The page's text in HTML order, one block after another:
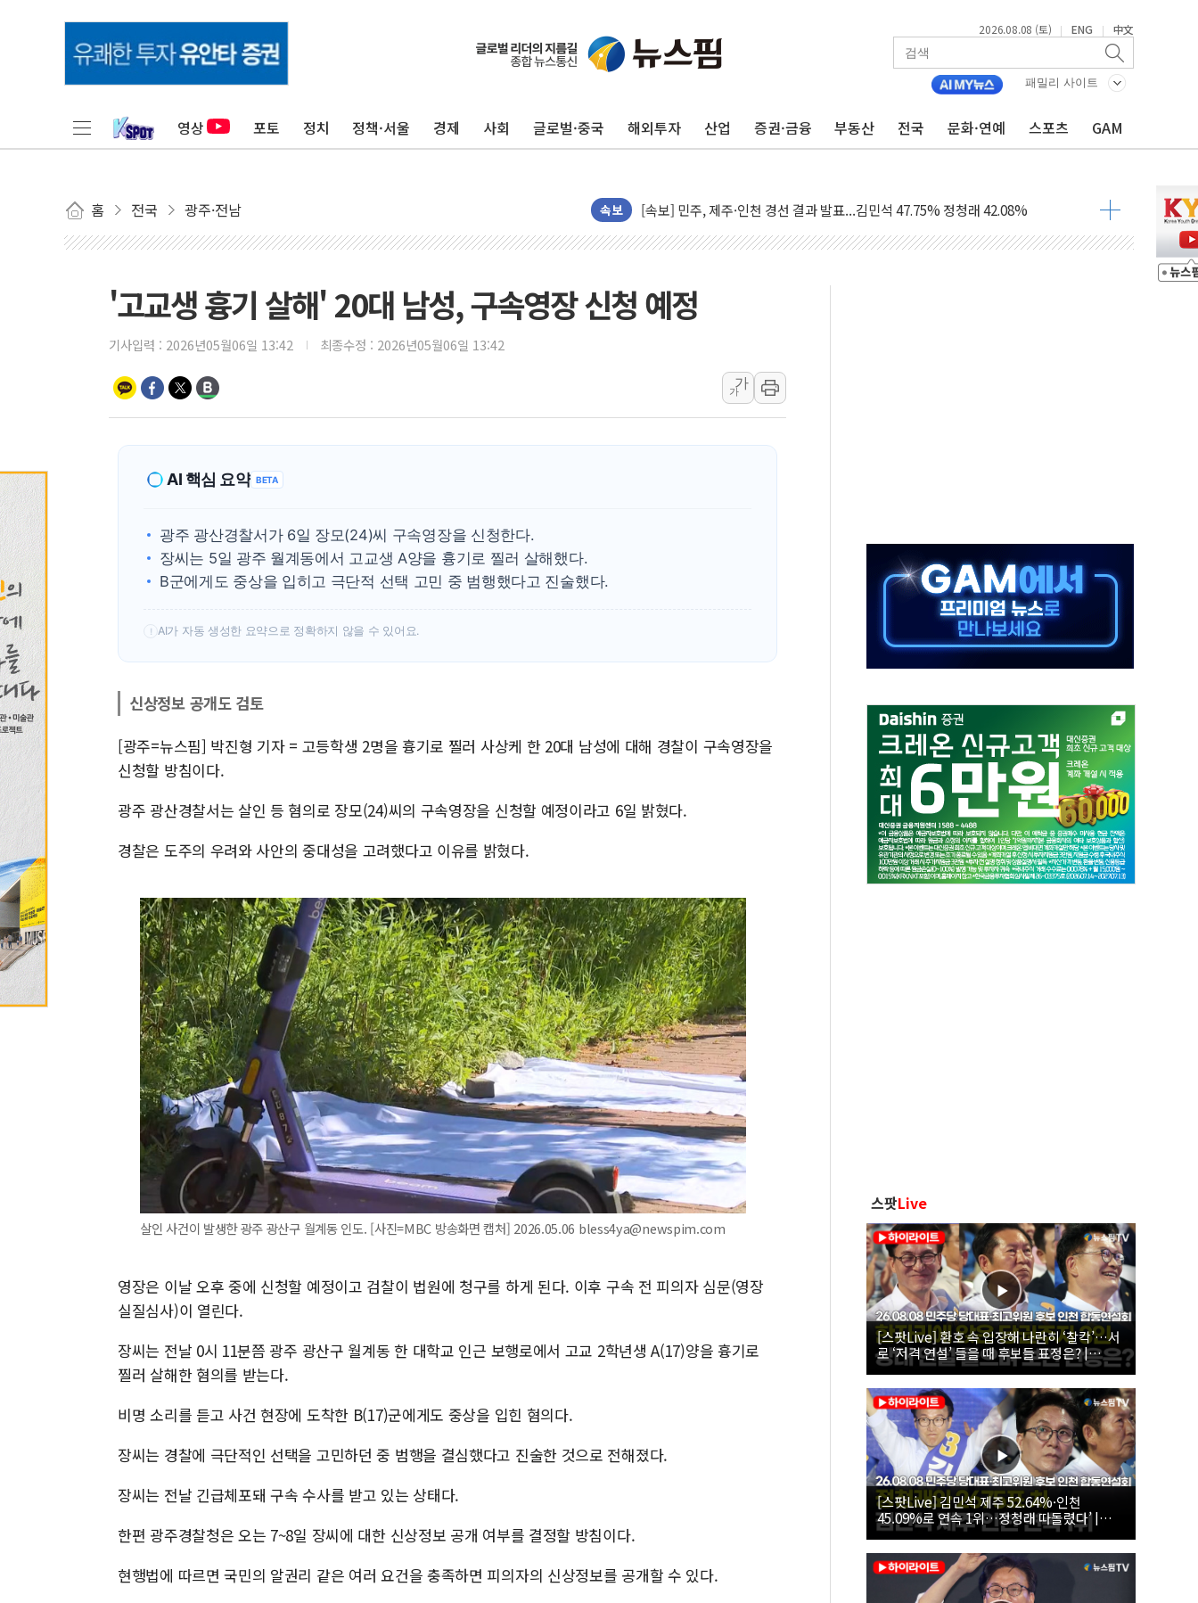
2026.08.08 (토) | ENG | 中文
패밀리 사이트
영상 포토 정치 정책·서울 경제 사회 글로벌·중국 해외투자 산업 증권·금융 부동산 전국 문화·연예 스포츠 GAM
홈 전국 광주·전남 속보
울진·영덕 '호우특보'-포항 '산사태 주의보'...경북도, 호우 피해·통제구간 없어
[종합] 김민석, 정청래에 '0.86%p' 차 재역전 성공...金 45.42% vs 鄭 44.56%
김민석, 2주차 제주·인천 경선서 정청래에 승리...47.75% vs 42.08%
[속보] 민주, 인천 경선 결과 발표...김민석 45.09% 정청래 43.27% 송영길 11.63%
[속보] 민주, 제주 경선 결과 발표...김민석 52.64% 정청래 39.89% 송영길 7.47%
美, 이란전 출구전략 만지작…공습 한계·탄약 부족 현실화
강릉·동해·삼척 시간당 최대 50㎜ 폭우…강원 동해안 강한 비 이어져
서울 중랑구 주택가서 흉기 난동…60대 남성 2명 숨져
李대통령 "결혼 때문에 손해 보는 일 없게"…'결혼 페널티' 22개 과제 손본다
추미애, '위안부' 피해자 기림의 날 참석..."국제적 시민 연대로 목소리 내야"
李대통령, ISA 개편 재검토 지시…與 "적극 환영"·野 "졸속 국정"
'고교생 흉기 살해' 20대 남성, 구속영장 신청 예정
기사입력 : 2026년05월06일 13:42 최종수정 : 2026년05월06일 13:42
가
가
AI 핵심 요약 BETA
광주 광산경찰서가 6일 장모(24)씨 구속영장을 신청한다.
장씨는 5일 광주 월계동에서 고교생 A양을 흉기로 찔러 살해했다.
B군에게도 중상을 입히고 극단적 선택 고민 중 범행했다고 진술했다.
! AI가 자동 생성한 요약으로 정확하지 않을 수 있어요.
신상정보 공개도 검토
[광주=뉴스핌] 박진형 기자 = 고등학생 2명을 흉기로 찔러 사상케 한 20대 남성에 대해 경찰이 구속영장을
신청할 방침이다.
광주 광산경찰서는 살인 등 혐의로 장모(24)씨의 구속영장을 신청할 예정이라고 6일 밝혔다.
경찰은 도주의 우려와 사안의 중대성을 고려했다고 이유를 밝혔다.
살인 사건이 발생한 광주 광산구 월계동 인도. [사진=MBC 방송화면 캡처] 2026.05.06 bless4ya@newspim.com
영장은 이날 오후 중에 신청할 예정이고 검찰이 법원에 청구를 하게 된다. 이후 구속 전 피의자 심문(영장
실질심사)이 열린다.
장씨는 전날 0시 11분쯤 광주 광산구 월계동 한 대학교 인근 보행로에서 고교 2학년생 A(17)양을 흉기로
찔러 살해한 혐의를 받는다.
비명 소리를 듣고 사건 현장에 도착한 B(17)군에게도 중상을 입힌 혐의다.
장씨는 경찰에 극단적인 선택을 고민하던 중 범행을 결심했다고 진술한 것으로 전해졌다.
장씨는 전날 긴급체포돼 구속 수사를 받고 있는 상태다.
한편 광주경찰청은 오는 7~8일 장씨에 대한 신상정보 공개 여부를 결정할 방침이다.
현행법에 따르면 국민의 알권리 같은 여러 요건을 충족하면 피의자의 신상정보를 공개할 수 있다.
스팟Live
[스팟Live] 환호 속 입장해 나란히 ‘찰칵’…서
로 ‘저격 연설’ 들을 때 후보들 표정은? |
26.08.08 더불어민주당 당대표·최고위원 후
보 인천 합동연설회
[스팟Live] 김민석 제주 52.64%·인천
45.09%로 연속 1위…정청래 따돌렸다’ |
26.08.08 더불어민주당 당대표·최고위원 후
보 인천 합동연설회